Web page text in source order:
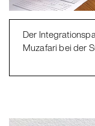
Der
Muzafari bei der